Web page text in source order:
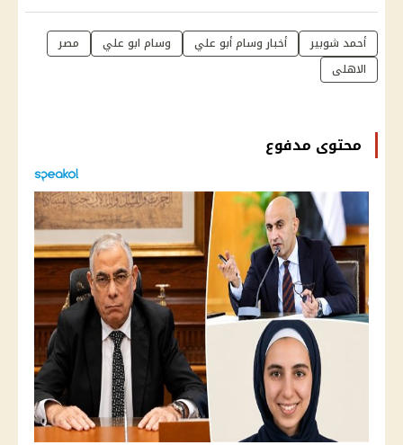
أحمد شوبير أخبار وسام أبو علي وسام ابو علي
مصر
الاهلى
محتوى مدفوع